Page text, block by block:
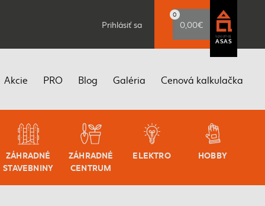
Prihlásiť sa
0
0,00€
spoznaj
ASAS
Akcie PRO Blog Galéria Cenová kalkulačka
ZÁHRADNÉ
STAVEBNINY
ZÁHRADNÉ
CENTRUM
ELEKTRO HOBBY